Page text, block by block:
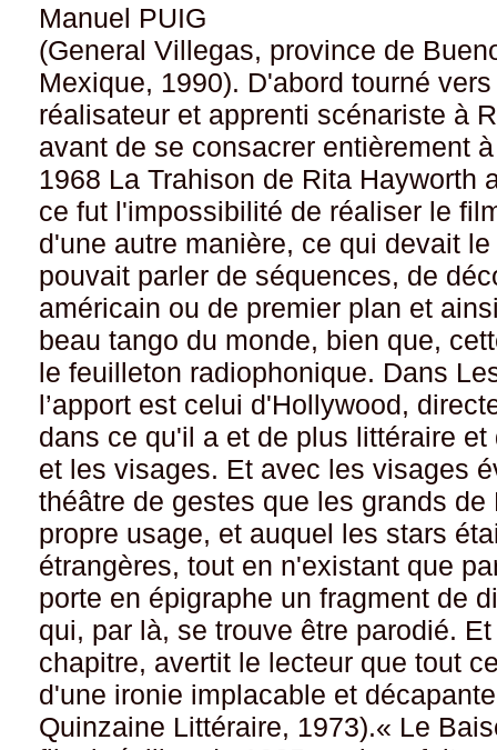
Manuel PUIG
(General Villegas, province de
Mexique, 1990). D'abord tourné
réalisateur et apprenti scénariste à
avant de se consacrer entièrement
1968 La Trahison de Rita Hayworth
ce fut l'impossibilité de réaliser le
d'une autre manière, ce qui devait
pouvait parler de séquences, de
américain ou de premier plan et
beau tango du monde, bien que,
le feuilleton radiophonique. Dans
l’apport est celui d'Hollywood,
dans ce qu'il a et de plus littéraire
et les visages. Et avec les visages
théâtre de gestes que les grands
propre usage, et auquel les stars
étrangères, tout en n'existant que
porte en épigraphe un fragment de
qui, par là, se trouve être parodié.
chapitre, avertit le lecteur que tout
d'une ironie implacable et
Quinzaine Littéraire, 1973).« Le